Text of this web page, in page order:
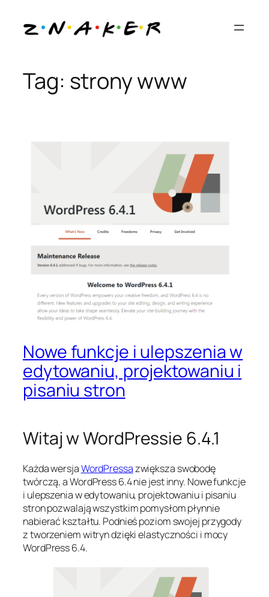
Tag: strony www
Nowe funkcje i ulepszenia w
edytowaniu, projektowaniu i
pisaniu stron
Witaj w WordPressie 6.4.1
Każda wersjaWordPressazwiększa swobodę
twórczą, a WordPress 6.4 nie jest inny. Nowe funkcje
i ulepszenia w edytowaniu, projektowaniu i pisaniu
stron pozwalają wszystkim pomysłom płynnie
nabierać kształtu. Podnieś poziom swojej przygody
z tworzeniem witryn dzięki elastyczności i mocy
WordPress 6.4.